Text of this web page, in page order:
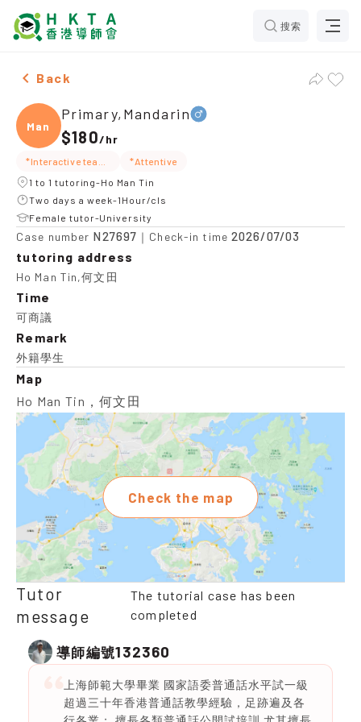
搜索
Male Primary,Mandarin，Ho Man Tin Tuition
Back
Manda
Primary,Mandarin
$180/hr
*Attentive
1 to 1 tutoring-Ho Man Tin
Two days a week-1Hour/cls
Female tutor-University
Case number N27697 ｜Check-in time 2026/07/03
tutoring address
Ho Man Tin,何文田
Time
可商議
Remark
外籍學生
Map
Ho Man Tin，何文田
Check the map
Tutor
message
The tutorial case has been
completed
導師編號132360
上海師範大學畢業 國家語委普通話水平試一級
超過三十年香港普通話教學經驗，足跡遍及各